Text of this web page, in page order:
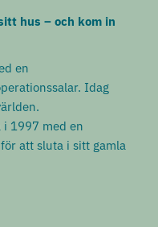
hus – och kom in
en
Idag
i 1997 med en
att sluta i sitt gamla